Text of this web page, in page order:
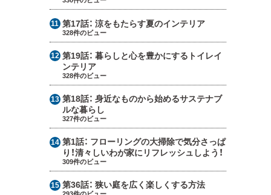
第17話：涼をもたらす夏のインテリア
328件のビュー
第19話：暮らしと心を豊かにするトイレイ
ンテリア
328件のビュー
第18話：身近なものから始めるサステナブ
ルな暮らし
327件のビュー
第1話： フローリングの大掃除で気分さっぱ
り！清々しいわが家にリフレッシュしよう！
309件のビュー
第36話：狭い庭を広く楽しくする方法